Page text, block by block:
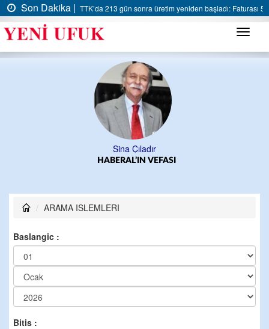
Son Dakika | TTK’da 213 gün sonra üretim yeniden başladı: Faturası 5
Menü
Sina Çıladır
HABERAL’IN VEFASI
ARAMA ISLEMLERI
Baslangic :
Bitis :